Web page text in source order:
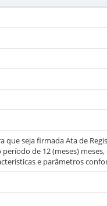
seja firmada Ata de
de 12 (meses)
e parâmetros